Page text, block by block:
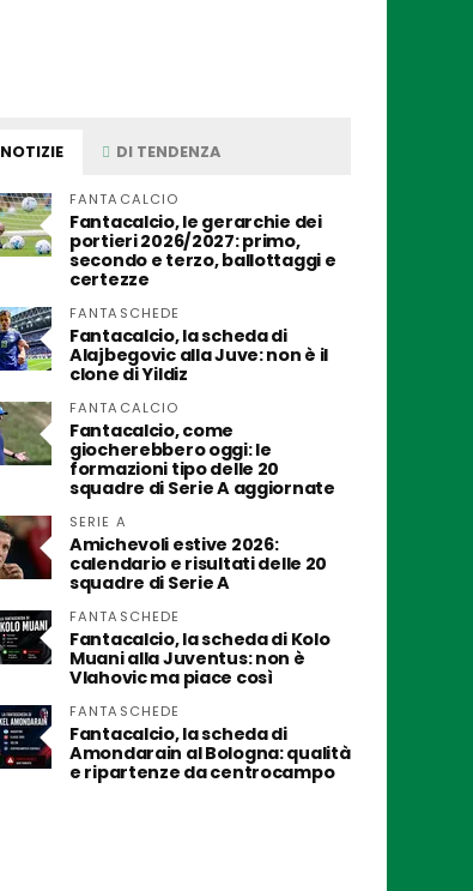
NOTIZIE DI TENDENZA
FANTACALCIO
Fantacalcio, le gerarchie dei
portieri 2026/2027: primo,
secondo e terzo, ballottaggi e
certezze
FANTASCHEDE
Fantacalcio, la scheda di
Alajbegovic alla Juve: non è il
clone di Yildiz
FANTACALCIO
Fantacalcio, come
giocherebbero oggi: le
formazioni tipo delle 20
squadre di Serie A aggiornate
SERIE A
Amichevoli estive 2026:
calendario e risultati delle 20
squadre di Serie A
FANTASCHEDE
Fantacalcio, la scheda di Kolo
Muani alla Juventus: non è
Vlahovic ma piace così
FANTASCHEDE
Fantacalcio, la scheda di
Amondarain al Bologna: qualità
e ripartenze da centrocampo